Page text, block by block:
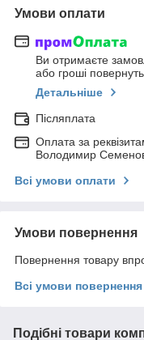
Умови оплати
Ви отримаєте
або гроші
Детальніше
Післяплата
Оплата за
Володимир
Всі умови оплати
Умови повернення
Повернення товару
Всі умови повернення
Подібні товари